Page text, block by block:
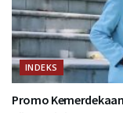
INDEKS
Promo Kemerdekaan